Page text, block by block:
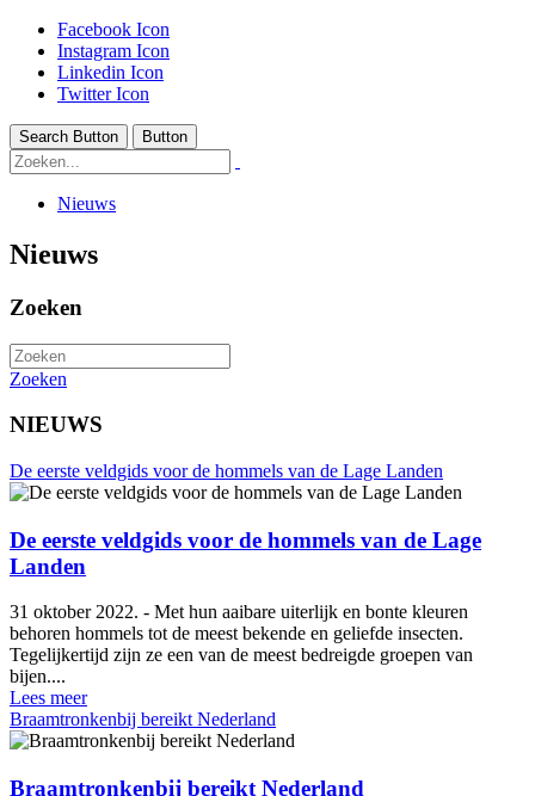
Facebook Icon
Instagram Icon
Linkedin Icon
Twitter Icon
Search Button Button
Nieuws
Nieuws
Zoeken
Zoeken
NIEUWS
De eerste veldgids voor de hommels van de Lage Landen
De eerste veldgids voor de hommels van de Lage
Landen
31 oktober 2022. - Met hun aaibare uiterlijk en bonte kleuren
behoren hommels tot de meest bekende en geliefde insecten.
Tegelijkertijd zijn ze een van de meest bedreigde groepen van
bijen....
Lees meer
Braamtronkenbij bereikt Nederland
Braamtronkenbij bereikt Nederland